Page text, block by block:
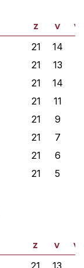
Z V VP
21 14
21 13
21 14
21 11
21 9
21 7
21 6
21 5
Z V VP
21 13